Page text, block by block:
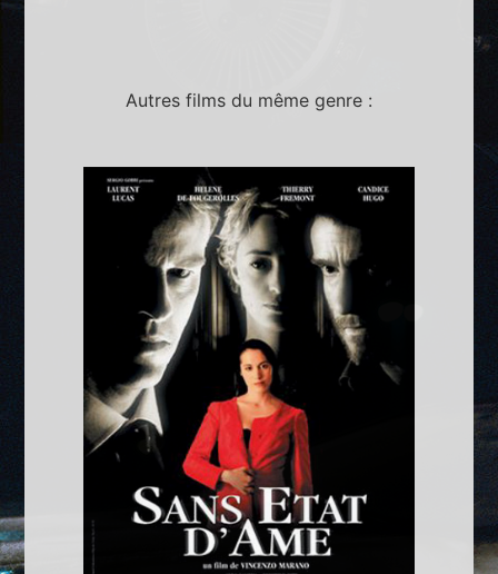
Autres films du même genre :